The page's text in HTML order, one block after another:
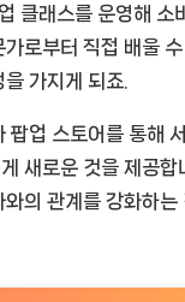
클래스를 운영해
로부터 직접 배울
가지게 되죠.
팝업 스토어를 통해
새로운 것을 제공
의 관계를 강화하